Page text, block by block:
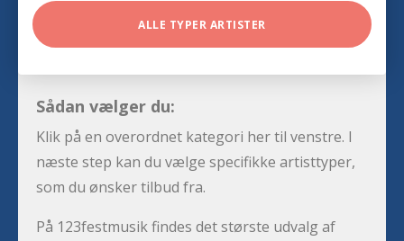
ALLE TYPER ARTISTER
Sådan vælger du:
Klik på en overordnet kategori her til venstre. I
næste step kan du vælge specifikke artisttyper,
som du ønsker tilbud fra.
På 123festmusik findes det største udvalg af